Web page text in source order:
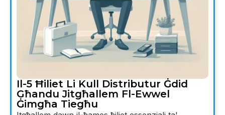
Il-5 Ħiliet Li Kull Distributur Ġdid
Għandu Jitgħallem Fl-Ewwel
Ġimgħa Tiegħu